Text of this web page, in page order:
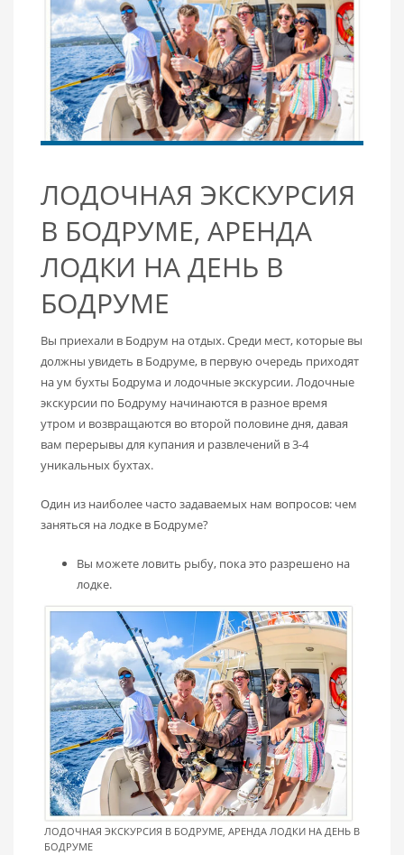
ЛОДОЧНАЯ ЭКСКУРСИЯ
В БОДРУМЕ, АРЕНДА
ЛОДКИ НА ДЕНЬ В
БОДРУМЕ
Вы приехали в Бодрум на отдых. Среди мест, которые вы
должны увидеть в Бодруме, в первую очередь приходят
на ум бухты Бодрума и лодочные экскурсии. Лодочные
экскурсии по Бодруму начинаются в разное время
утром и возвращаются во второй половине дня, давая
вам перерывы для купания и развлечений в 3-4
уникальных бухтах.
Один из наиболее часто задаваемых нам вопросов: чем
заняться на лодке в Бодруме?
Вы можете ловить рыбу, пока это разрешено на
лодке.
ЛОДОЧНАЯ ЭКСКУРСИЯ В БОДРУМЕ, АРЕНДА ЛОДКИ НА ДЕНЬ В
БОДРУМЕ